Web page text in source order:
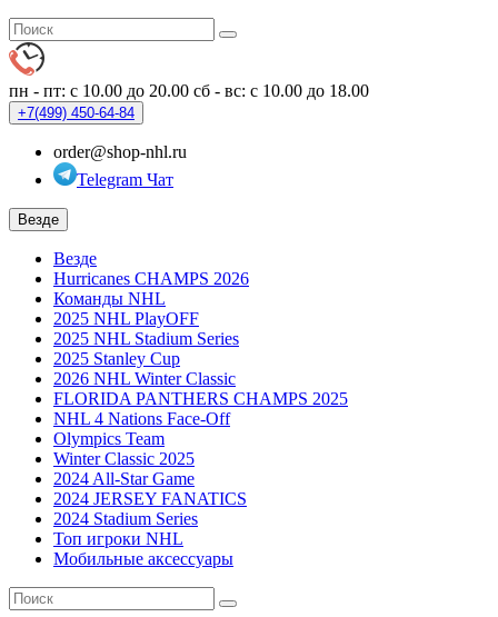
пн - пт: с 10.00 до 20.00 сб - вс: с 10.00 до 18.00
+7(499) 450-64-84
order@shop-nhl.ru
Telegram Чат
Везде
Везде
Hurricanes CHAMPS 2026
Команды NHL
2025 NHL PlayOFF
2025 NHL Stadium Series
2025 Stanley Cup
2026 NHL Winter Classic
FLORIDA PANTHERS CHAMPS 2025
NHL 4 Nations Face-Off
Olympics Team
Winter Classic 2025
2024 All-Star Game
2024 JERSEY FANATICS
2024 Stadium Series
Топ игроки NHL
Мобильные аксессуары